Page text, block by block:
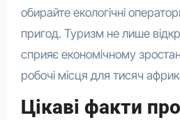
обирайте екологічні
пригод. Туризм не лише
сприяє економічному
робочі місця для тисяч
Цікаві факти про